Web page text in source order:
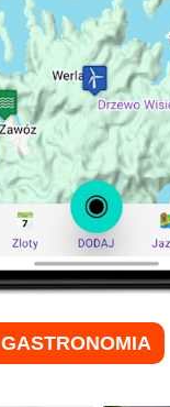
GASTRONOMIA